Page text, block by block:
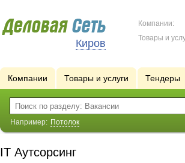
Киров
Компании:
Товары и
Компании Товары и услуги Тендеры
Например: Потолок
IT Аутсорсинг